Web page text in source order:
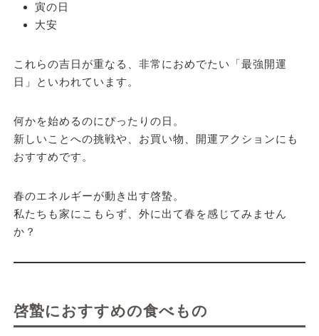
寅の日
大安
これらの吉日が重なる、非常におめでたい「最強開運
日」といわれています。
何かを始めるのにぴったりの日。
新しいことへの挑戦や、お買い物、開運アクションにも
おすすめです。
春のエネルギーが動き出す啓蟄。
私たちも家にこもらず、外に出て春を感じてみません
か？
啓蟄におすすめの食べもの